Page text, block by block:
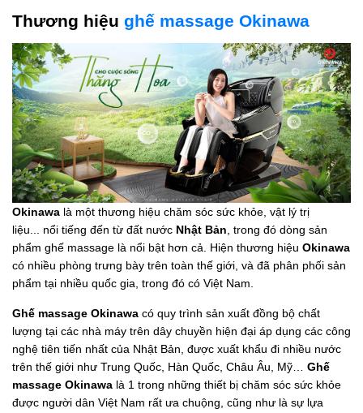
Thương hiệu ghế massage Okinawa
Okinawa là một thương hiệu chăm sóc sức khỏe, vật lý trị
liệu... nổi tiếng đến từ đất nước Nhật Bản, trong đó dòng sản
phẩm ghế massage là nổi bật hơn cả. Hiện thương hiệu Okinawa
có nhiều phòng trưng bày trên toàn thế giới, và đã phân phối sản
phẩm tại nhiều quốc gia, trong đó có Việt Nam.
Ghế massage Okinawa có quy trình sản xuất đồng bộ chất
lượng tại các nhà máy trên dây chuyền hiện đại áp dụng các công
nghệ tiên tiến nhất của Nhật Bản, được xuất khẩu đi nhiều nước
trên thế giới như Trung Quốc, Hàn Quốc, Châu Âu, Mỹ… Ghế
massage Okinawa là 1 trong những thiết bị chăm sóc sức khỏe
được người dân Việt Nam rất ưa chuộng, cũng như là sự lựa